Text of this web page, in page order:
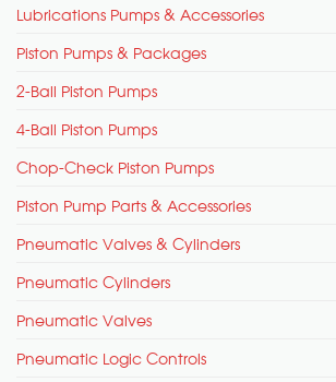
Lubrications Pumps & Accessories
Piston Pumps & Packages
2-Ball Piston Pumps
4-Ball Piston Pumps
Chop-Check Piston Pumps
Piston Pump Parts & Accessories
Pneumatic Valves & Cylinders
Pneumatic Cylinders
Pneumatic Valves
Pneumatic Logic Controls